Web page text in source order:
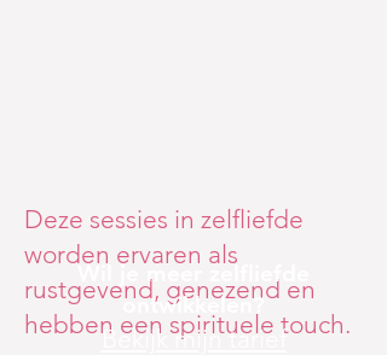
Deze sessies in zelfliefde
worden ervaren als
rustgevend, genezend en
hebben een spirituele touch.
Wil je meer zelfliefde
ontwikkelen?
Bekijk mijn tarief